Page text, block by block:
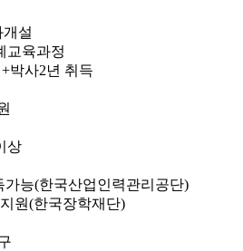
설
교육과정
박사2년 취득
상
가능(한국산업인력관리공단)
원(한국장학재단)